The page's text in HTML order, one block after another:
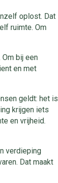
oplost. Dat
ruimte. Om
bij een
en met
geldt: het is
krijgen iets
en vrijheid.
verdieping
Dat maakt